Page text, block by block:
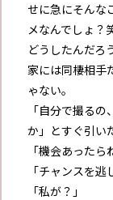
せに急にそんな
メなんでしょ
どうしたんだろう
家には同棲相手
ゃない。
「自分で撮る
か」とすぐ引い
「機会あったら
「チャンスを逃
「私が？」